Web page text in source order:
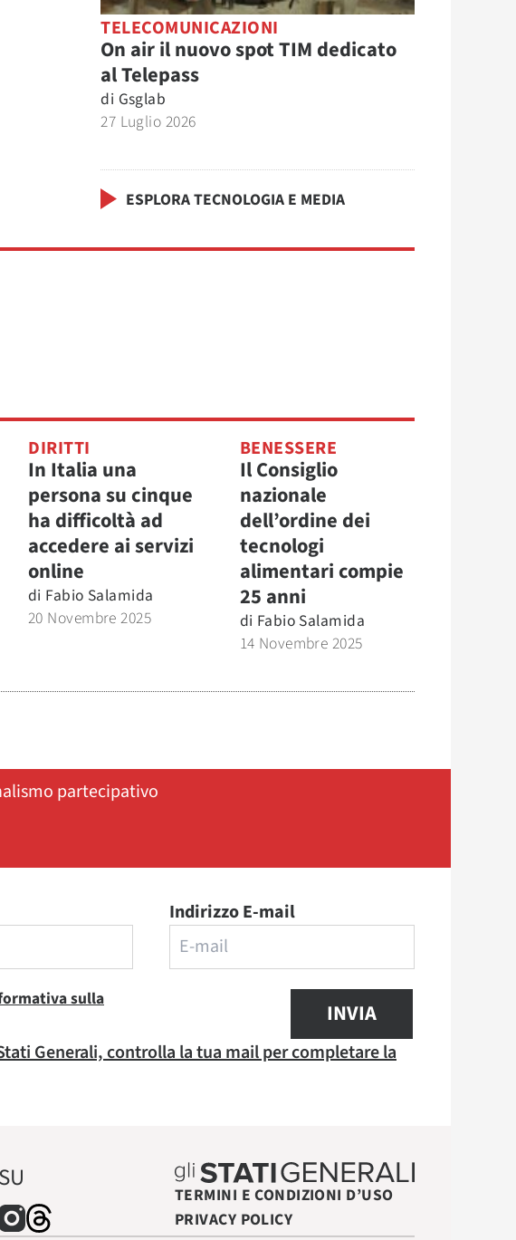
TELECOMUNICAZIONI
On air il nuovo spot TIM dedicato
al Telepass
di Gsglab
27 Luglio 2026
ESPLORA TECNOLOGIA E MEDIA
DIRITTI
In Italia una
persona su cinque
ha difficoltà ad
accedere ai servizi
online
di Fabio Salamida
20 Novembre 2025
BENESSERE
Il Consiglio
nazionale
dell’ordine dei
tecnologi
alimentari compie
25 anni
di Fabio Salamida
14 Novembre 2025
partecipativo
Indirizzo E-mail
sulla
INVIA
Generali, controlla la tua mail per completare la
TERMINI E CONDIZIONI D’USO
PRIVACY POLICY